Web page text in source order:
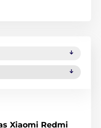
Xiaomi Redmi